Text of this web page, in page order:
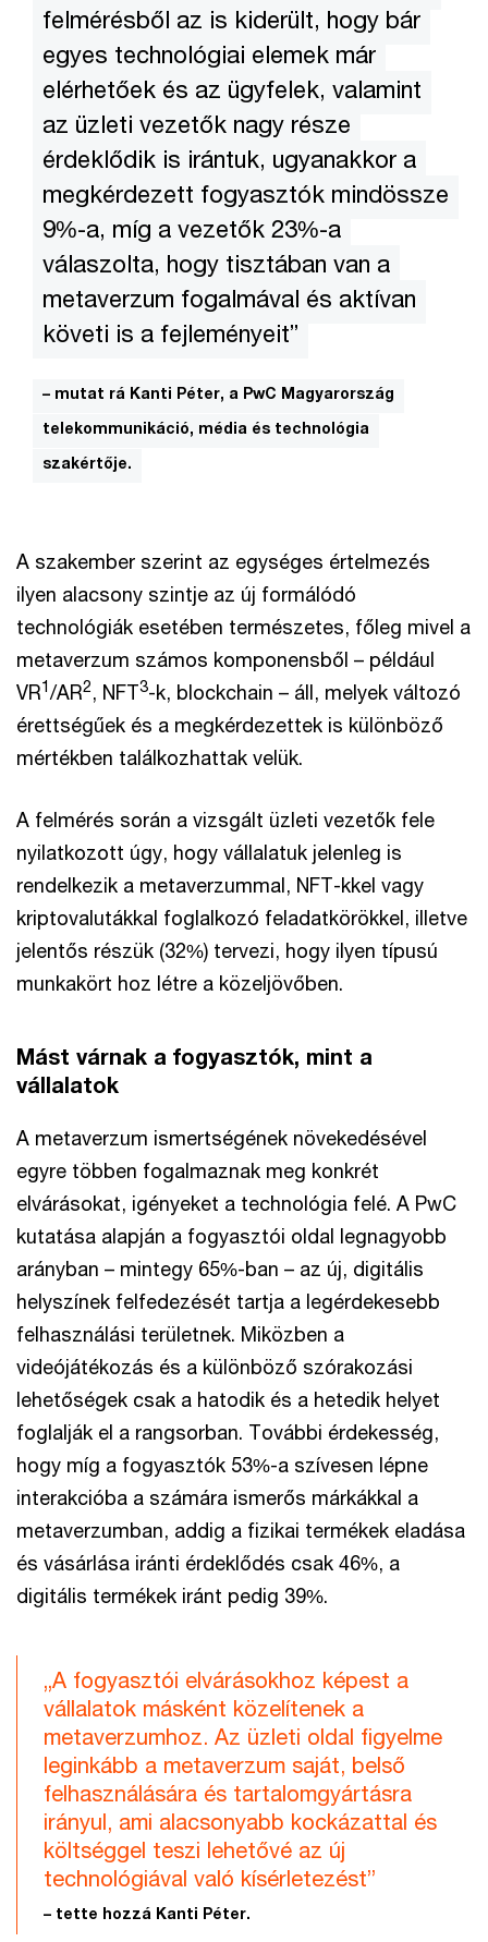
felmérésből az is kiderült, hogy bár
egyes technológiai elemek már
elérhetőek és az ügyfelek, valamint
az üzleti vezetők nagy része
érdeklődik is irántuk, ugyanakkor a
megkérdezett fogyasztók mindössze
9%-a, míg a vezetők 23%-a
válaszolta, hogy tisztában van a
metaverzum fogalmával és aktívan
követi is a fejleményeit”
– mutat rá Kanti Péter, a PwC Magyarország
telekommunikáció, média és technológia
szakértője.
A szakember szerint az egységes értelmezés
ilyen alacsony szintje az új formálódó
technológiák esetében természetes, főleg mivel a
metaverzum számos komponensből – például
VR1/AR2, NFT3-k, blockchain – áll, melyek változó
érettségűek és a megkérdezettek is különböző
mértékben találkozhattak velük.
A felmérés során a vizsgált üzleti vezetők fele
nyilatkozott úgy, hogy vállalatuk jelenleg is
rendelkezik a metaverzummal, NFT-kkel vagy
kriptovalutákkal foglalkozó feladatkörökkel, illetve
jelentős részük (32%) tervezi, hogy ilyen típusú
munkakört hoz létre a közeljövőben.
Mást várnak a fogyasztók, mint a
vállalatok
A metaverzum ismertségének növekedésével
egyre többen fogalmaznak meg konkrét
elvárásokat, igényeket a technológia felé. A PwC
kutatása alapján a fogyasztói oldal legnagyobb
arányban – mintegy 65%-ban – az új, digitális
helyszínek felfedezését tartja a legérdekesebb
felhasználási területnek. Miközben a
videójátékozás és a különböző szórakozási
lehetőségek csak a hatodik és a hetedik helyet
foglalják el a rangsorban. További érdekesség,
hogy míg a fogyasztók 53%-a szívesen lépne
interakcióba a számára ismerős márkákkal a
metaverzumban, addig a fizikai termékek eladása
és vásárlása iránti érdeklődés csak 46%, a
digitális termékek iránt pedig 39%.
„A fogyasztói elvárásokhoz képest a
vállalatok másként közelítenek a
metaverzumhoz. Az üzleti oldal figyelme
leginkább a metaverzum saját, belső
felhasználására és tartalomgyártásra
irányul, ami alacsonyabb kockázattal és
költséggel teszi lehetővé az új
technológiával való kísérletezést”
– tette hozzá Kanti Péter.